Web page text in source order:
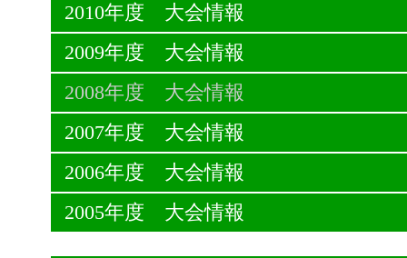
2010年度 大会情報
2009年度 大会情報
2008年度 大会情報
2007年度 大会情報
2006年度 大会情報
2005年度 大会情報